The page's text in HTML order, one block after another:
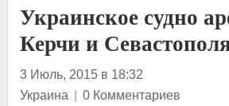
Украинское судно
Керчи и
3 Июль, 2015 в 18:32
Украина | 0 Комментариев